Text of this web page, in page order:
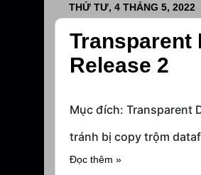
THỨ TƯ, 4 THÁNG 5, 2022
Transparent
Release 2
Mục đích: Transparent
tránh bị copy trộm
Đọc thêm »